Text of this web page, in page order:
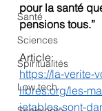
Santé
Sciences
Spiritualités
Low tech
pour la santé
pensions tous.”
Article:
https://la-verite-
libres.org/les-
jetables-sont-